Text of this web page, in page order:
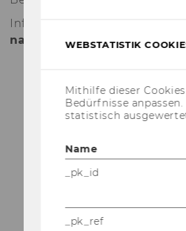
Info-​Veranstaltung am
nar­raum D3.2.243
WEBSTATISTIK
Mithilfe dieser
Bedürfnisse
statistisch
Name
_pk_id
_pk_ref